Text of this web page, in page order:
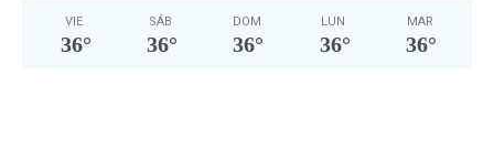
VIE
36°
SÁB
36°
DOM
36°
LUN
36°
MAR
36°